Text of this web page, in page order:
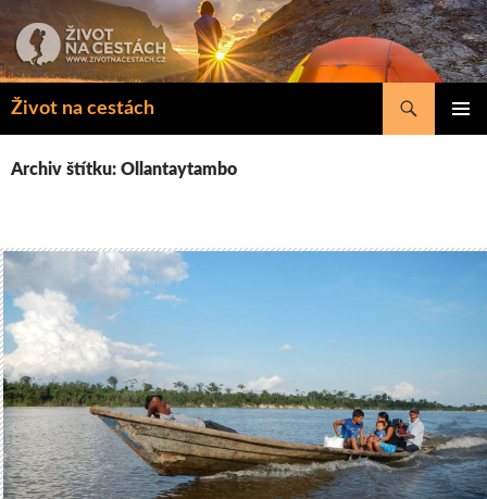
k
obsahu
Život na cestách
Hledat
Archiv štítku: Ollantaytambo